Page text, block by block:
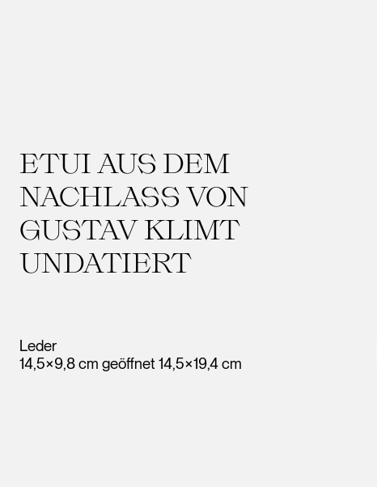
ETUI AUS DEM
NACHLASS VON
GUSTAV KLIMT
UNDATIERT
Leder
14,5×9,8 cm geöffnet 14,5×19,4 cm